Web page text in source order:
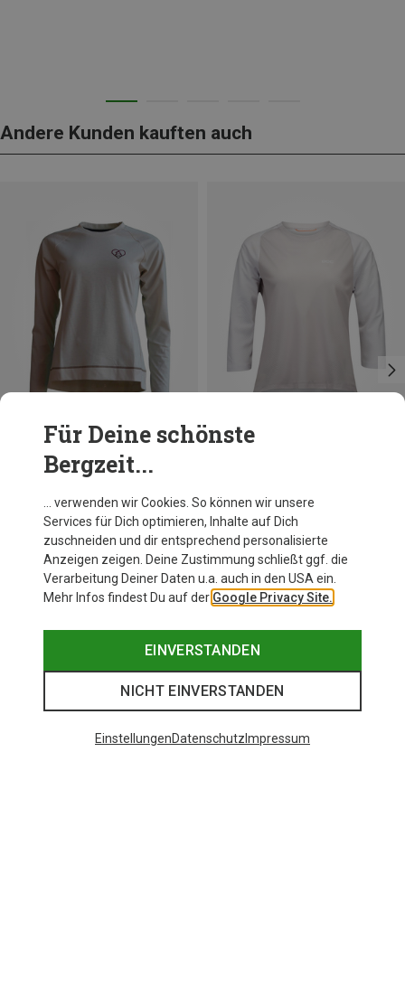
Andere Kunden kauften auch
Du sparst 18%
Für Deine schönste
Bergzeit...
… verwenden wir Cookies. So können wir unsere
Services für Dich optimieren, Inhalte auf Dich
zuschneiden und dir entsprechend personalisierte
Anzeigen zeigen. Deine Zustimmung schließt ggf. die
Verarbeitung Deiner Daten u.a. auch in den USA ein.
Mehr Infos findest Du auf der Google Privacy Site.
EINVERSTANDEN
NICHT EINVERSTANDEN
EinstellungenDatenschutz Impressum